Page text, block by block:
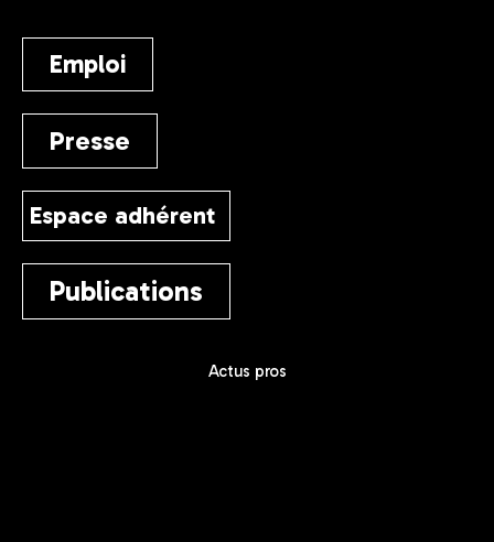
Emploi
Presse
Espace adhérent
Publications
Actus pros